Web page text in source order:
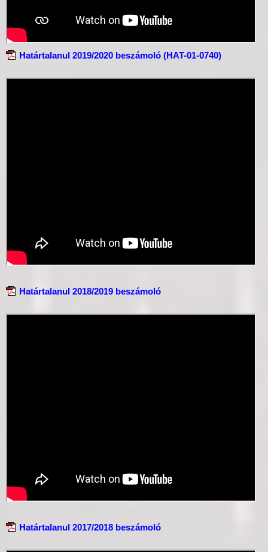
Határtalanul 2019/2020 beszámoló (HAT-01-0740)
Határtalanul 2018/2019 beszámoló
Határtalanul 2017/2018 beszámoló